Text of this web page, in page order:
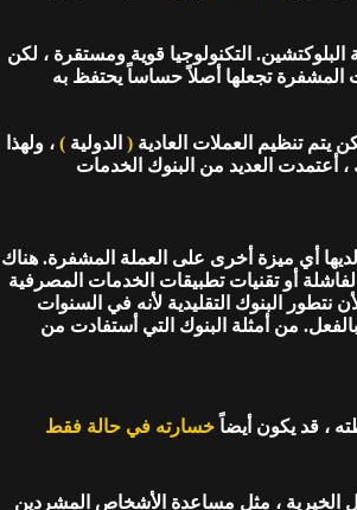
التكنولوجيا قوية ومستقرة ، لكن
المشفرة تجعلها أصلاً حساساً يحتفظ به
يتم تنظيم العملات العادية( الدولية) ، ولهذا
أعتمدت العديد من البنوك الخدمات
لديها أي ميزة أخرى على العملة المشفرة. هناك
أو تقنيات تطبيقات الخدمات المصرفية
نتطور البنوك التقليدية لأنه في السنوات
من أمثلة البنوك التي أستفادت من
، قد يكون أيضاًخسارته في حالة فقط
الخيرية ، مثل مساعدة الأشخاص المشردين